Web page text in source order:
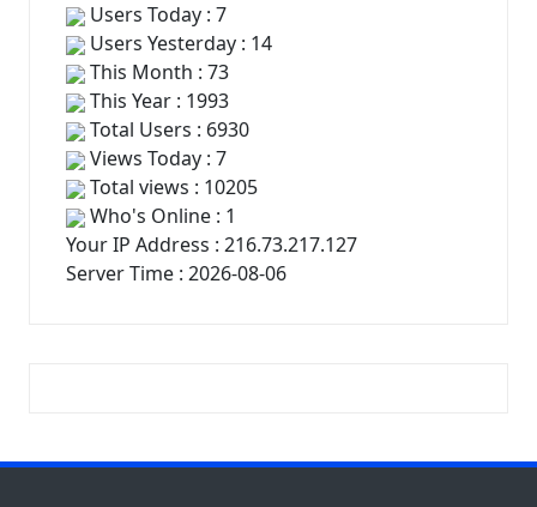
Users Today : 7
Users Yesterday : 14
This Month : 73
This Year : 1993
Total Users : 6930
Views Today : 7
Total views : 10205
Who's Online : 1
Your IP Address : 216.73.217.127
Server Time : 2026-08-06